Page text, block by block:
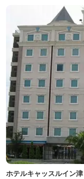
ホテルキャッスルイン津